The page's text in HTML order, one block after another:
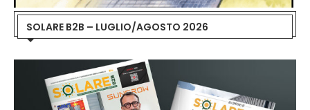
SOLARE B2B – LUGLIO/AGOSTO 2026